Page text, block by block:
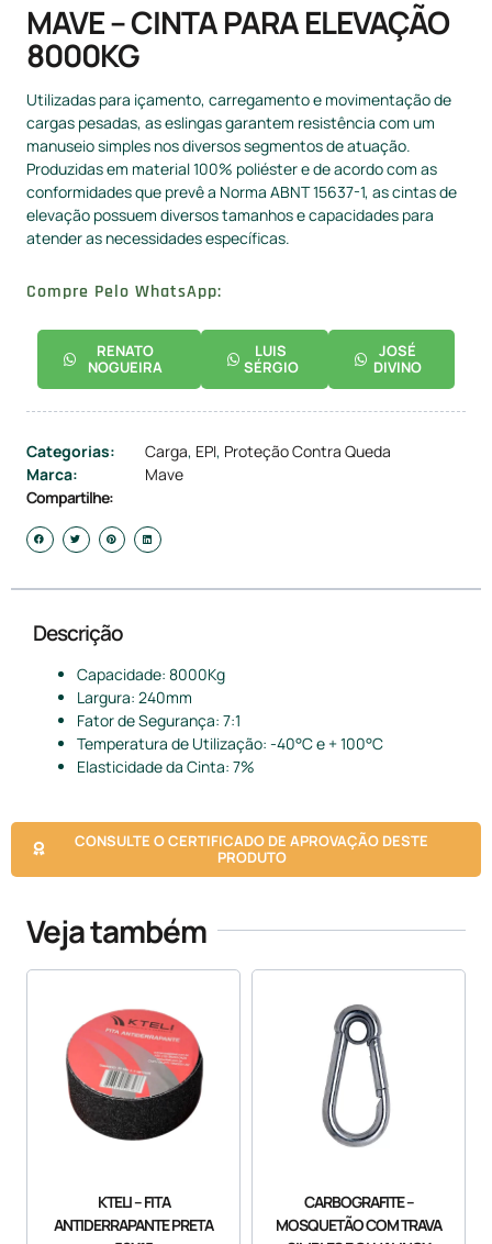
MAVE – CINTA PARA ELEVAÇÃO
8000KG
Utilizadas para içamento, carregamento e movimentação de
cargas pesadas, as eslingas garantem resistência com um
manuseio simples nos diversos segmentos de atuação.
Produzidas em material 100% poliéster e de acordo com as
conformidades que prevê a Norma ABNT 15637-1, as cintas de
elevação possuem diversos tamanhos e capacidades para
atender as necessidades específicas.
Compre Pelo WhatsApp:
RENATO
NOGUEIRA
LUIS
SÉRGIO
JOSÉ
DIVINO
Categorias: Carga, EPI, Proteção Contra Queda
Marca:
Mave
Compartilhe:
Descrição
Capacidade: 8000Kg
Largura: 240mm
Fator de Segurança: 7:1
Temperatura de Utilização: -40°C e + 100°C
Elasticidade da Cinta: 7%
CONSULTE O CERTIFICADO DE APROVAÇÃO DESTE
PRODUTO
Veja também
KTELI – FITA
ANTIDERRAPANTE PRETA
CARBOGRAFITE –
MOSQUETÃO COM TRAVA